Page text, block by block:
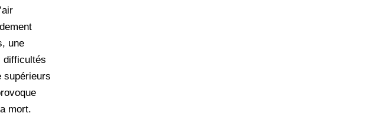
une
difficultés
supérieurs
mort.